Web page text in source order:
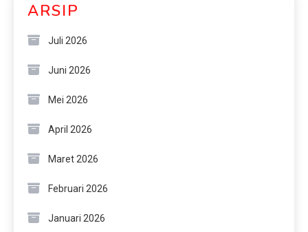
ARSIP
Juli 2026
Juni 2026
Mei 2026
April 2026
Maret 2026
Februari 2026
Januari 2026